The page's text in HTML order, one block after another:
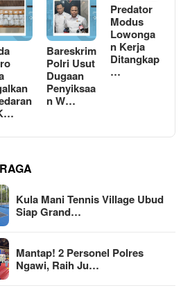
Bareskrim
Polri Usut
Dugaan
Penyiksaa
n W…
Predator
Modus
Lowonga
n Kerja
Ditangkap
…
Kula Mani Tennis Village Ubud
Siap Grand…
Mantap! 2 Personel Polres
Ngawi, Raih Ju…